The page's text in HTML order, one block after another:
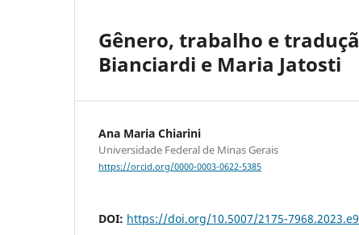
Gênero, trabalho e
Bianciardi e Maria Jatosti
Ana Maria Chiarini
Universidade Federal de Minas Gerais
https://orcid.org/0000-0003-0622-5385
DOI: https://doi.org/10.5007/2175-